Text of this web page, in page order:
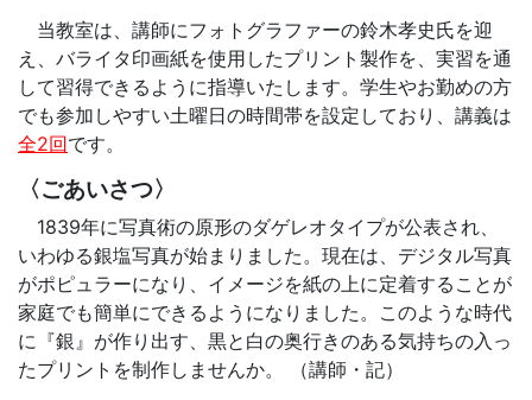
当教室は、講師にフォトグラファーの鈴木孝史氏を迎
え、バライタ印画紙を使用したプリント製作を、実習を通
して習得できるように指導いたします。学生やお勤めの方
でも参加しやすい土曜日の時間帯を設定しており、講義は
全2回です。
〈ごあいさつ〉
1839年に写真術の原形のダゲレオタイプが公表され、
いわゆる銀塩写真が始まりました。現在は、デジタル写真
がポピュラーになり、イメージを紙の上に定着することが
家庭でも簡単にできるようになりました。このような時代
に『銀』が作り出す、黒と白の奥行きのある気持ちの入っ
たプリントを制作しませんか。 （講師・記）